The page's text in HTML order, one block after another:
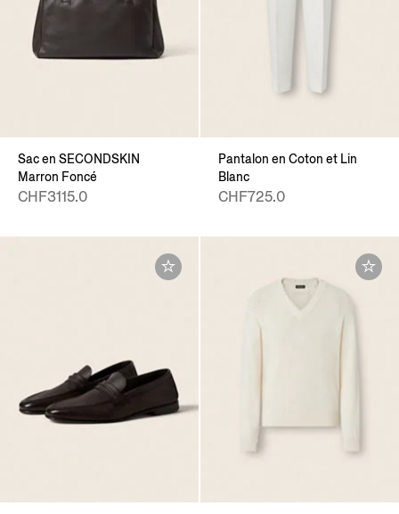
Sac en SECONDSKIN
Marron Foncé
CHF3115.0
Pantalon en Coton et Lin
Blanc
CHF725.0